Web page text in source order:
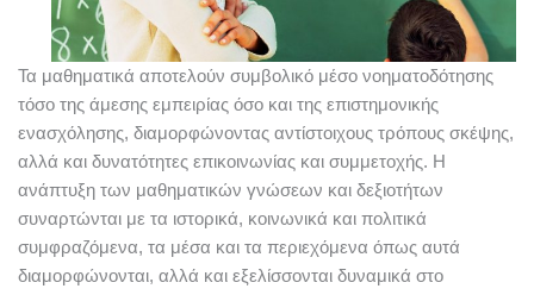
Τα μαθηματικά αποτελούν συμβολικό μέσο νοηματοδότησης
τόσο της άμεσης εμπειρίας όσο και της επιστημονικής
ενασχόλησης, διαμορφώνοντας αντίστοιχους τρόπους σκέψης,
αλλά και δυνατότητες επικοινωνίας και συμμετοχής. Η
ανάπτυξη των μαθηματικών γνώσεων και δεξιοτήτων
συναρτώνται με τα ιστορικά, κοινωνικά και πολιτικά
συμφραζόμενα, τα μέσα και τα περιεχόμενα όπως αυτά
διαμορφώνονται, αλλά και εξελίσσονται δυναμικά στο